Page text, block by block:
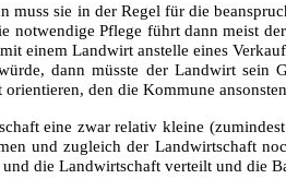
sie in der Regel für die
Pflege führt dann meist
einem Landwirt anstelle eines
dann müsste der Landwirt
den die Kommune
eine zwar relativ kleine
und zugleich der Landwirtschaft
die Landwirtschaft verteilt und die